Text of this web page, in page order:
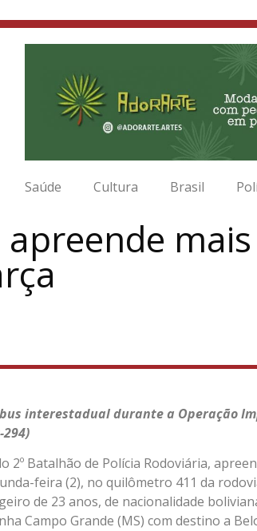
Saúde Cultura Brasil
interestadual durante a Operação
2º Batalhão de Polícia Rodoviária,
feira (2), no quilômetro 411 da
de 23 anos, de nacionalidade
Campo Grande (MS) com destino a